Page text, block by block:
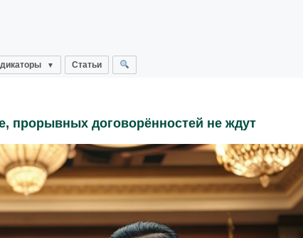
Статьи
прорывных договорённостей не ждут